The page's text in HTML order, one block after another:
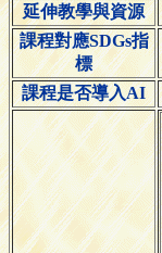
延伸教學與資源
課程對應SDGs指
標
課程是否導入AI